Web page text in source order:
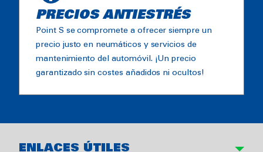
PRECIOS ANTIESTRÉS
Point S se compromete a ofrecer siempre un
precio justo en neumáticos y servicios de
mantenimiento del automóvil. ¡Un precio
garantizado sin costes añadidos ni ocultos!
ENLACES ÚTILES